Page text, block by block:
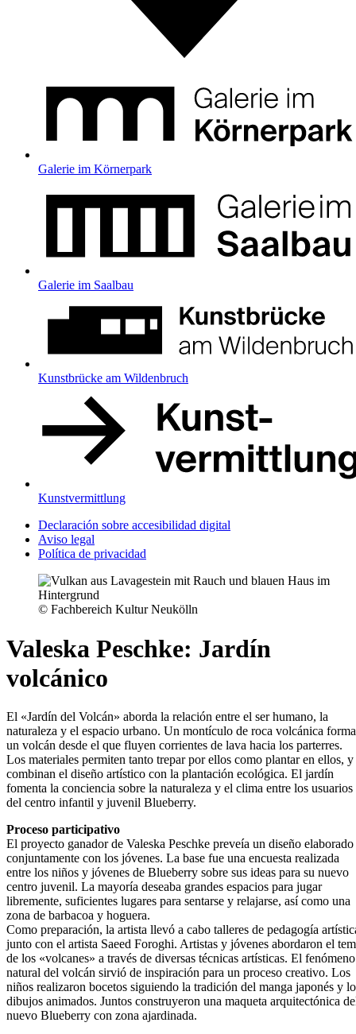
Galerie im Körnerpark
Galerie im Saalbau
Kunstbrücke am Wildenbruch
Kunstvermittlung
Declaración sobre accesibilidad digital
Aviso legal
Política de privacidad
© Fachbereich Kultur Neukölln
Valeska Peschke: Jardín
volcánico
El «Jardín del Volcán» aborda la relación entre el ser humano, la
naturaleza y el espacio urbano. Un montículo de roca volcánica forma
un volcán desde el que fluyen corrientes de lava hacia los parterres.
Los materiales permiten tanto trepar por ellos como plantar en ellos, y
combinan el diseño artístico con la plantación ecológica. El jardín
fomenta la conciencia sobre la naturaleza y el clima entre los usuarios
del centro infantil y juvenil Blueberry.
Proceso participativo
El proyecto ganador de Valeska Peschke preveía un diseño elaborado
conjuntamente con los jóvenes. La base fue una encuesta realizada
entre los niños y jóvenes de Blueberry sobre sus ideas para su nuevo
centro juvenil. La mayoría deseaba grandes espacios para jugar
libremente, suficientes lugares para sentarse y relajarse, así como una
zona de barbacoa y hoguera.
Como preparación, la artista llevó a cabo talleres de pedagogía
junto con el artista Saeed Foroghi. Artistas y jóvenes abordaron el
de los «volcanes» a través de diversas técnicas artísticas. El fenómeno
natural del volcán sirvió de inspiración para un proceso creativo. Los
niños realizaron bocetos siguiendo la tradición del manga japonés y
dibujos animados. Juntos construyeron una maqueta arquitectónica
nuevo Blueberry con zona ajardinada.